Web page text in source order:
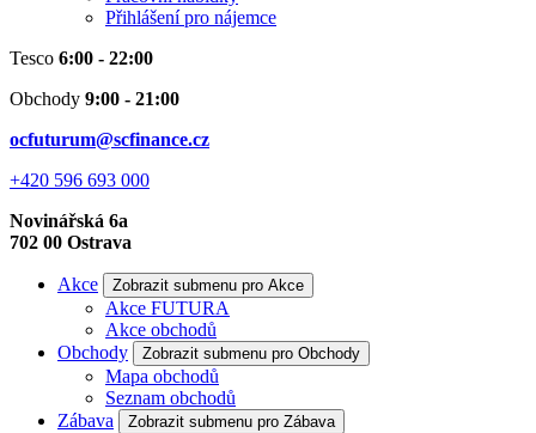
Přihlášení pro nájemce
Tesco 6:00 - 22:00
Obchody 9:00 - 21:00
ocfuturum@scfinance.cz
+420 596 693 000
Novinářská 6a
702 00 Ostrava
Akce Zobrazit submenu pro Akce
Akce FUTURA
Akce obchodů
Obchody
Zobrazit submenu pro Obchody
Mapa obchodů
Seznam obchodů
Zábava
Zobrazit submenu pro Zábava